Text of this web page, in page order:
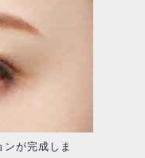
が完成しま